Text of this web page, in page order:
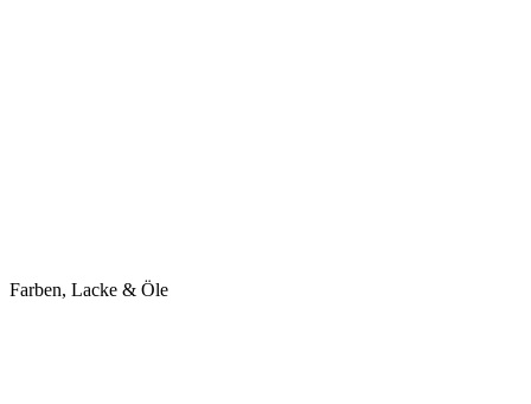
Farben, Lacke & Öle